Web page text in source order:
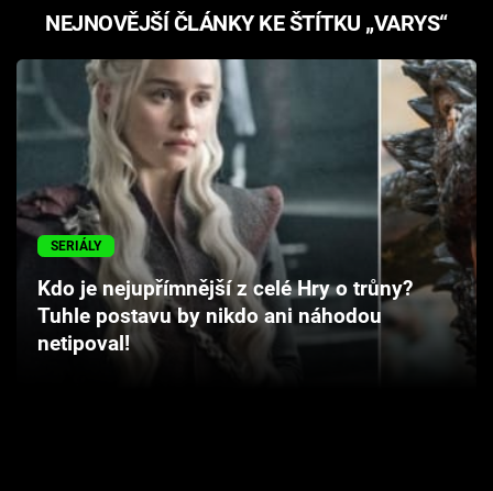
Témata
Filmy
Seriály
Hry
Cool Esport
Pořady
NEJNOVĚJŠÍ ČLÁNKY KE ŠTÍTKU „VARYS“
SERIÁLY
Kdo je nejupřímnější z celé Hry o trůny?
Tuhle postavu by nikdo ani náhodou
netipoval!